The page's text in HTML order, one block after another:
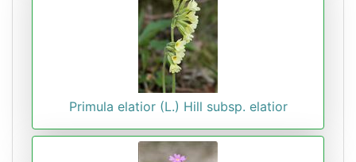
Primula elatior (L.) Hill subsp. elatior